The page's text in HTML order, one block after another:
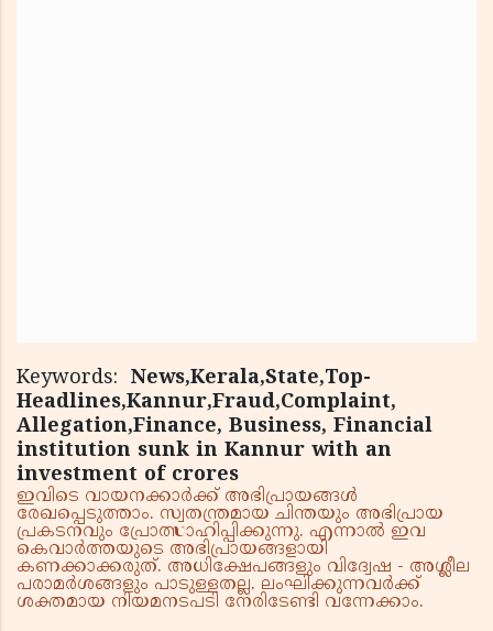
Keywords: News,Kerala,State,Top-
Headlines,Kannur,Fraud,Complaint,
Allegation,Finance, Business, Financial
institution sunk in Kannur with an
investment of crores
ഇവിടെ വായനക്കാർക്ക് അഭിപ്രായങ്ങൾ
രേഖപ്പെടുത്താം. സ്വതന്ത്രമായ ചിന്തയും അഭിപ്രായ
പ്രകടനവും പ്രോത്സാഹിപ്പിക്കുന്നു. എന്നാൽ ഇവ
കെവാർത്തയുടെ അഭിപ്രായങ്ങളായി
കണക്കാക്കരുത്. അധിക്ഷേപങ്ങളും വിദ്വേഷ - അശ്ലീല
പരാമർശങ്ങളും പാടുള്ളതല്ല. ലംഘിക്കുന്നവർക്ക്
ശക്തമായ നിയമനടപടി നേരിടേണ്ടി വന്നേക്കാം.